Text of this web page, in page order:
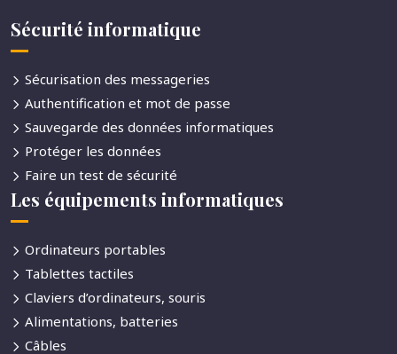
Sécurité informatique
Sécurisation des messageries
Authentification et mot de passe
Sauvegarde des données informatiques
Protéger les données
Faire un test de sécurité
Les équipements informatiques
Ordinateurs portables
Tablettes tactiles
Claviers d’ordinateurs, souris
Alimentations, batteries
Câbles